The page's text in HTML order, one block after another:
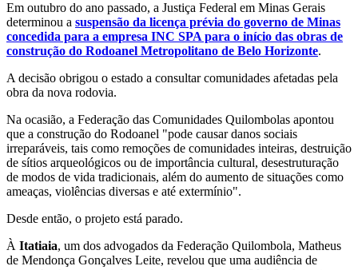
Em outubro do ano passado, a Justiça Federal em Minas Gerais
determinou a suspensão da licença prévia do governo de Minas
concedida para a empresa INC SPA para o início das obras de
construção do Rodoanel Metropolitano de Belo Horizonte.
A decisão obrigou o estado a consultar comunidades afetadas pela
obra da nova rodovia.
Na ocasião, a Federação das Comunidades Quilombolas apontou
que a construção do Rodoanel "pode causar danos sociais
irreparáveis, tais como remoções de comunidades inteiras, destruição
de sítios arqueológicos ou de importância cultural, desestruturação
de modos de vida tradicionais, além do aumento de situações como
ameaças, violências diversas e até extermínio".
Desde então, o projeto está parado.
À Itatiaia, um dos advogados da Federação Quilombola, Matheus
de Mendonça Gonçalves Leite, revelou que uma audiência de